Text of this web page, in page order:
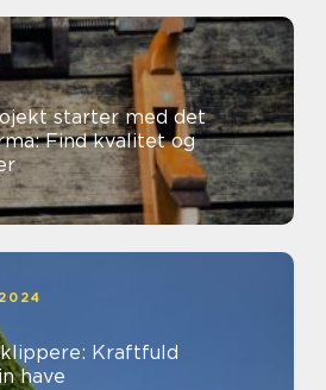
starter med det
Find kvalitet og
Kraftfuld
have